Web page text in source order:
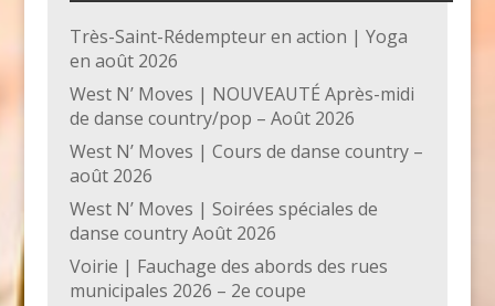
Très-Saint-Rédempteur en action | Yoga
en août 2026
West N’ Moves | NOUVEAUTÉ Après-midi
de danse country/pop – Août 2026
West N’ Moves | Cours de danse country –
août 2026
West N’ Moves | Soirées spéciales de
danse country Août 2026
Voirie | Fauchage des abords des rues
municipales 2026 – 2e coupe